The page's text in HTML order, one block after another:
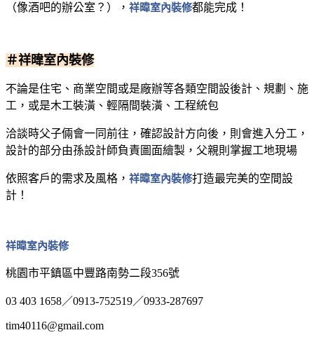
（像酒吧的辦公室？）， 祥暐室內裝修都能完成！
＃祥暐室內裝修
不論是住宅、商業空間或是廠辦等各類空間設後計、規劃、施
工，或是木工裝潢、輕隔間裝潢、工程統包
洽談時父子倆會一同前往，確認設計方向後，則會進入分工，
設計的部分由孫設計師負責圖面繪製，父親則掌握工地現場
依照客戶的需求及風格， 祥暐室內裝修打造最完美的空間設
計！
祥暐室內裝修
桃園市平鎮區中豐路南勢二段356號
03 403 1658／0913-752519／0933-287697
tim40116@gmail.com